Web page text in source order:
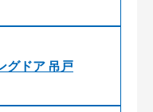
グドア 吊戸